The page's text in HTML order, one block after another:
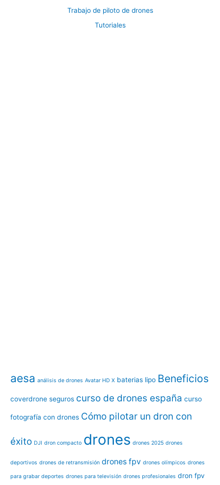
Trabajo de piloto de drones
Tutoriales
aesa análisis de drones Avatar HD X baterias lipo Beneficios
coverdrone seguros curso de drones españa curso
fotografía con drones Cómo pilotar un dron con
éxito DJI dron compacto drones drones 2025 drones
deportivos drones de retransmisión drones fpv drones olímpicos drones
para grabar deportes drones para televisión drones profesionales dron fpv